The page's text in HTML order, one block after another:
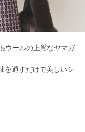
ウールの上質なヤマガ
を通すだけで美しいシ